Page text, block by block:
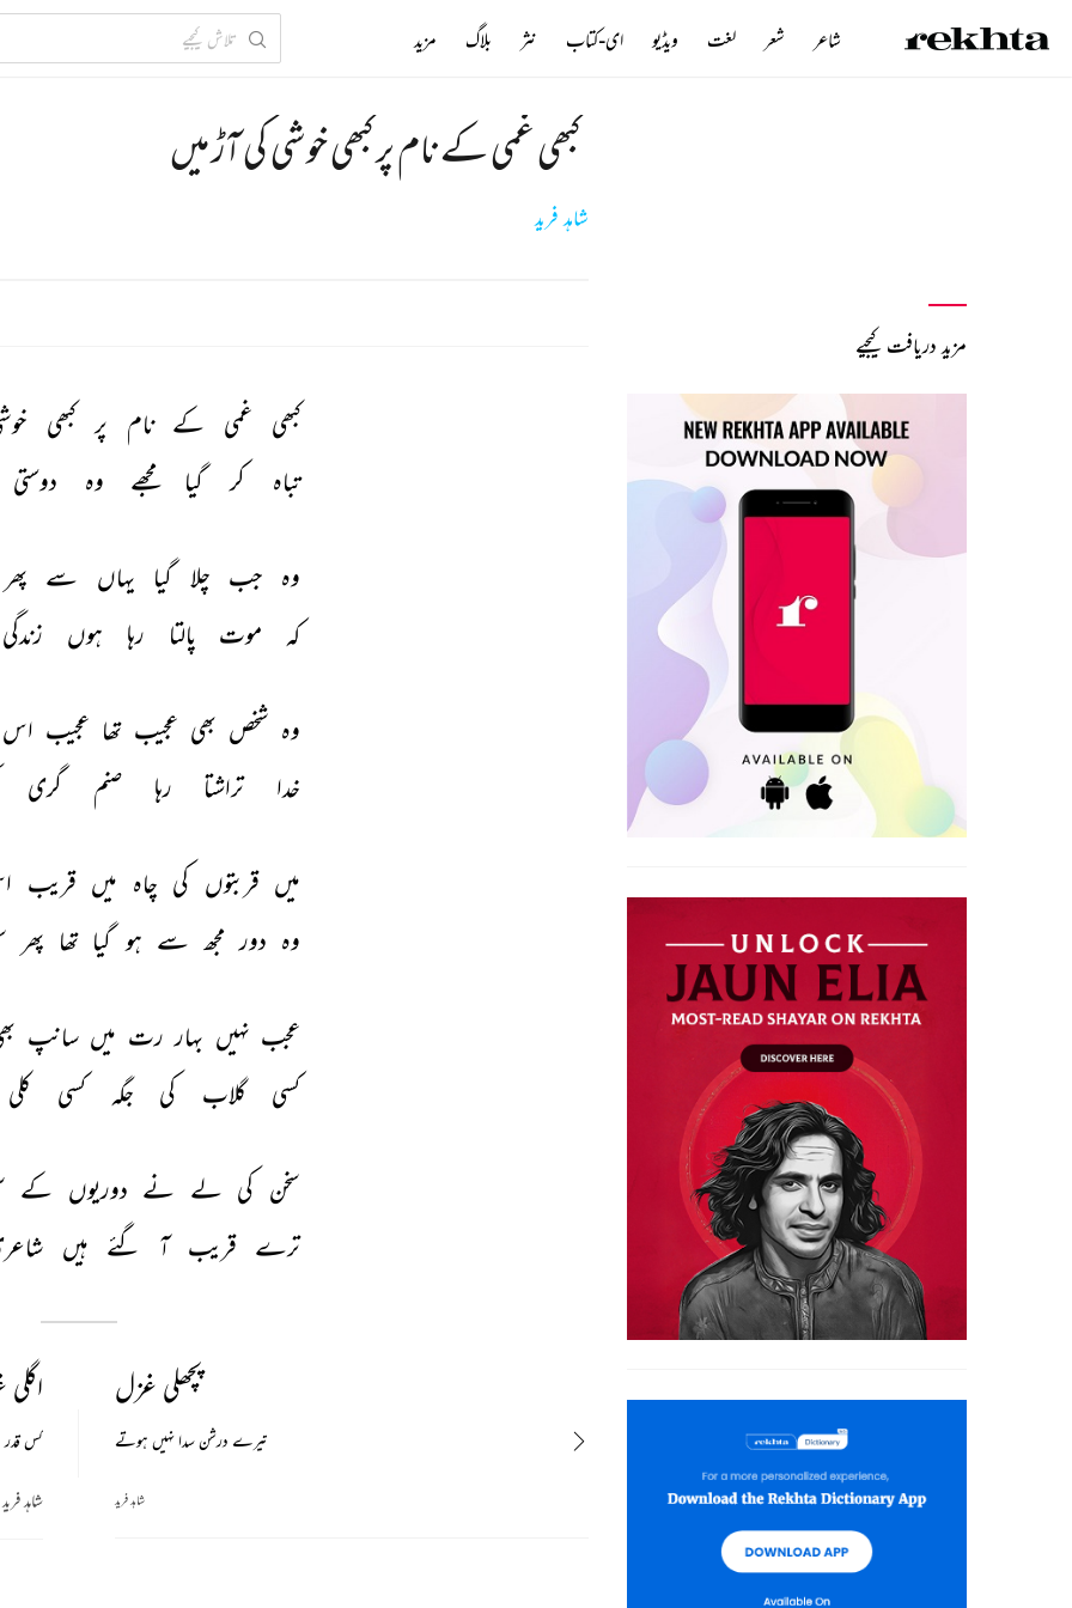
کبھی غمی کے نام پر کبھی خوشی کی آڑ میں
شاہد فرید
کبھی غمی کے نام پر کبھی
تباہ
کر گیا مجھے وہ دوستی
وہ جب چلا گیا یہاں سے پھر
کہ
موت پالتا رہا ہوں
وہ شخص بھی عجیب تھا عجیب
خدا
تراشتا رہا صنم گری
میں قربتوں کی چاہ میں قریب
وہ دور مجھ سے ہو گیا تھا پھر
عجب نہیں بہار رت میں سانپ
کسی
گلاب کی جگہ کسی کلی
سخن کی لے نے دوریوں کے
ترے قریب آ گئے ہیں
کس قدر
شاہد فرید
پچھلی غزل
تیرے درشن سدا نہیں ہوتے
شاہد فرید
مزید دریافت کیجیے
شاعر شعر لغت ویڈیو ای-کتاب نثر بلاگ مزید